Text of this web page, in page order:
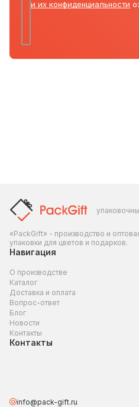
и их конфиденциальности
«PackGift» - производство и
упаковки для цветов и подарков.
Навигация
О производстве
Каталог
Доставка и оплата
Вопрос-ответ
Блог
Новости
Контакты
Контакты
info@pack-gift.ru